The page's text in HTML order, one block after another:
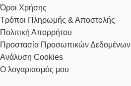
Όροι Χρήσης
Τρόποι Πληρωμής & Αποστολής
Πολιτική Απορρήτου
Προστασία Προσωπικών Δεδομένων
Ανάλυση Cookies
Ο λογαριασμός μου